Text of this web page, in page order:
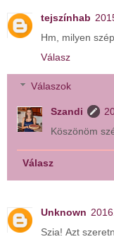
tejszínhab
Hm, milyen
Válasz
Válaszok
Szandi
Köszönöm
Válasz
Unknown
Szia! Azt